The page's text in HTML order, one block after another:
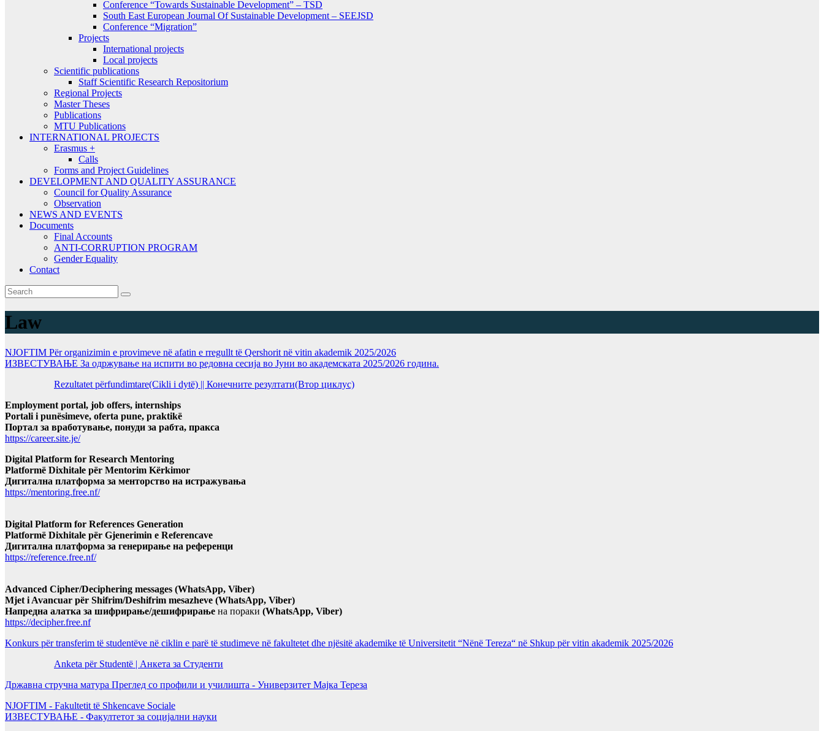
Conference “Towards Sustainable Development” – TSD
South East European Journal Of Sustainable Development – SEEJSD
Conference “Migration”
Projects
International projects
Local projects
Scientific publications
Staff Scientific Research Repositorium
Regional Projects
Master Theses
Publications
MTU Publications
INTERNATIONAL PROJECTS
Erasmus +
Calls
Forms and Project Guidelines
DEVELOPMENT AND QUALITY ASSURANCE
Council for Quality Assurance
Observation
NEWS AND EVENTS
Documents
Final Accounts
ANTI-CORRUPTION PROGRAM
Gender Equality
Contact
Law
NJOFTIM Për organizimin e provimeve në afatin e rregullt të Qershorit në vitin akademik 2025/2026
ИЗВЕСТУВАЊЕ За одржување на испити во редовна сесија во Јуни во академската 2025/2026 година.
Rezultatet përfundimtare(Cikli i dytë) || Конечните резултати(Втор циклус)
Employment portal, job offers, internships
Portali i punësimeve, oferta pune, praktikë
Портал за вработување, понуди за рабта, пракса
https://career.site.je/
Digital Platform for Research Mentoring
Platformë Dixhitale për Mentorim Kërkimor
Дигитална платформа за менторство на истражувања
https://mentoring.free.nf/
Digital Platform for References Generation
Platformë Dixhitale për Gjenerimin e Referencave
Дигитална платформа за генерирање на референци
https://reference.free.nf/
Advanced Cipher/Deciphering messages (WhatsApp, Viber)
Mjet i Avancuar për Shifrim/Deshifrim mesazheve (WhatsApp, Viber)
Напредна алатка за шифрирање/дешифрирање на пораки (WhatsApp, Viber)
https://decipher.free.nf
Konkurs për transferim të studentëve në ciklin e parë të studimeve në fakultetet dhe njësitë akademike të Universitetit “Nënë Tereza“ në Shkup për vitin akademik 2025/2026
Anketa për Studentë | Анкета за Студенти
Државна стручна матура Преглед со профили и училишта - Универзитет Мајка Тереза
NJOFTIM - Fakultetit të Shkencave Sociale
ИЗВЕСТУВАЊЕ - Факултетот за социјални науки